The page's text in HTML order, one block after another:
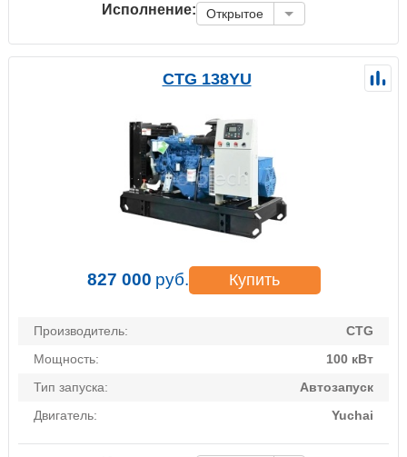
Исполнение: Открытое
CTG 138YU
827 000 руб. Купить
Производитель:
CTG
Мощность:
100 кВт
Тип запуска:
Автозапуск
Двигатель:
Yuchai